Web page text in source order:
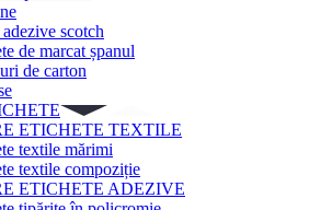
scotch
de marcat șpanul
de carton
ETICHETE TEXTILE
textile mărimi
textile compoziție
ETICHETE ADEZIVE